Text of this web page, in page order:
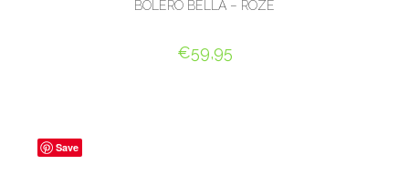
BOLERO BELLA – ROZE
€59,95
Save